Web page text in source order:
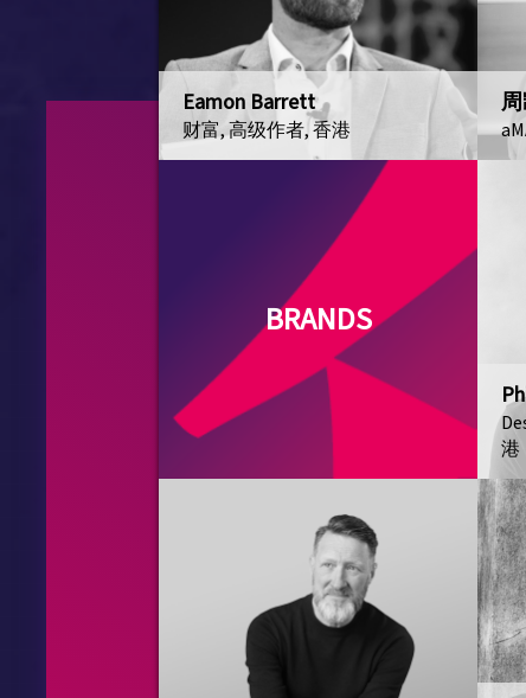
Eamon Barrett
财富, 高级作者, 香港
BRANDS
港